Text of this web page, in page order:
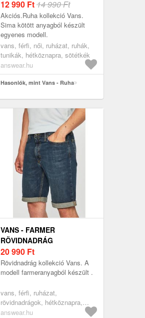
12 990 Ft14 990 Ft
Akciós.Ruha kollekció Vans.
Sima kötött anyagból készült
egyenes modell.
vans, férfi, női, ruházat, ruhák,
tunikák, hétköznapra, sötétkék
answear.hu
Hasonlók, mint Vans - Ruha
VANS - FARMER
RÖVIDNADRÁG
20 990 Ft
Rövidnadrág kollekció Vans. A
modell farmeranyagból készült .
vans, férfi, ruházat,
rövidnadrágok, hétköznapra,
sötétkék
answear.hu